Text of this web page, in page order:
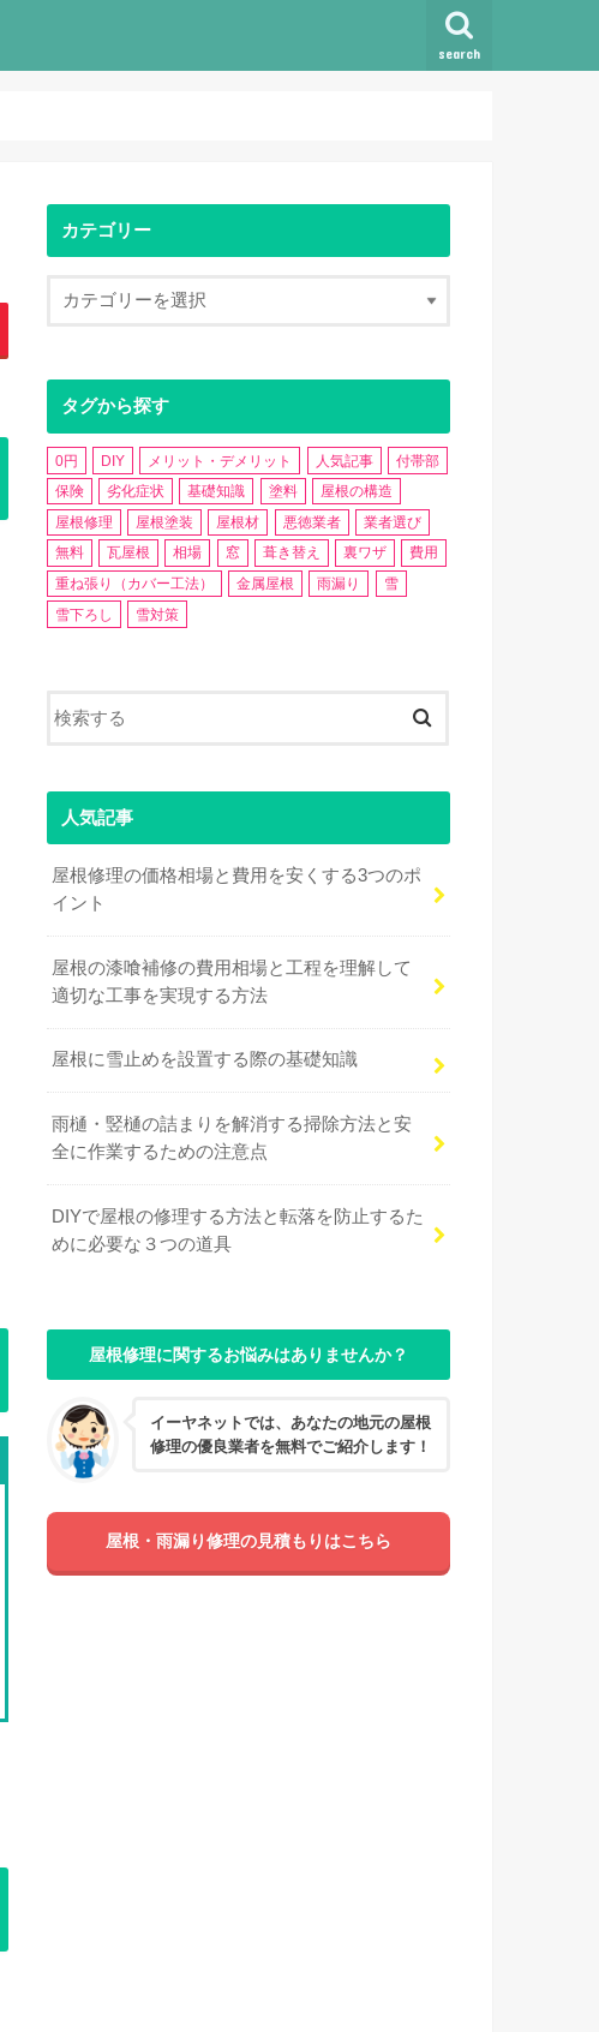
search
カテゴリー
タグから探す
0円 DIY メリット・デメリット 人気記事
付帯部
保険
劣化症状 基礎知識 塗料
屋根の構造
屋根修理
屋根塗装 屋根材 悪徳業者
業者選び
無料
瓦屋根 相場 窓 葺き替え 裏ワザ
費用
重ね張り（カバー工法）
金属屋根 雨漏り
雪
雪下ろし
雪対策
人気記事
屋根修理の価格相場と費用を安くする3つのポ
イント
屋根の漆喰補修の費用相場と工程を理解して
適切な工事を実現する方法
屋根に雪止めを設置する際の基礎知識
雨樋・竪樋の詰まりを解消する掃除方法と安
全に作業するための注意点
DIYで屋根の修理する方法と転落を防止するた
めに必要な３つの道具
屋根修理に関するお悩みはありませんか？
イーヤネットでは、あなたの地元の屋根
修理の優良業者を無料でご紹介します！
屋根・雨漏り修理の見積もりはこちら